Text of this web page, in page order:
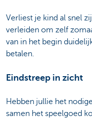
Verliest je kind al snel
verleiden om zelf
van in het begin
betalen.
Eindstreep in zicht
Hebben jullie het
samen het speelgoed